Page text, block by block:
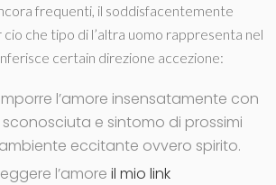
frequenti, il soddisfacentemente
cio che tipo di l’altra uomo rappresenta nel
certain direzione accezione:
l’amore insensatamente con
e sintomo di prossimi
eccitante ovvero spirito.
l’amore il mio link